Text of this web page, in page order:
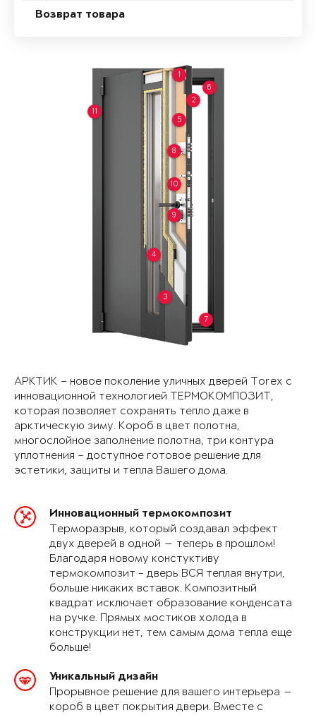
Возврат товара
1
2
3
4
5
6
7
8
9
10
11
АРКТИК – новое поколение уличных дверей Torex с
инновационной технологией ТЕРМОКОМПОЗИТ,
которая позволяет сохранять тепло даже в
арктическую зиму. Короб в цвет полотна,
многослойное заполнение полотна, три контура
уплотнения – доступное готовое решение для
эстетики, защиты и тепла Вашего дома.
Инновационный термокомпозит
Терморазрыв, который создавал эффект
двух дверей в одной — теперь в прошлом!
Благодаря новому констуктиву
термокомпозит - дверь ВСЯ теплая внутри,
больше никаких вставок. Композитный
квадрат исключает образование конденсата
на ручке. Прямых мостиков холода в
конструкции нет, тем самым дома тепла еще
больше!
Уникальный дизайн
Прорывное решение для вашего интерьера —
короб в цвет покрытия двери. Вместе с